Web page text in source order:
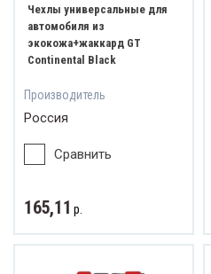
Чехлы универсальные для
автомобиля из
экокожа+жаккард GT
Continental Black
Производитель
Россия
Сравнить
165,11 р.